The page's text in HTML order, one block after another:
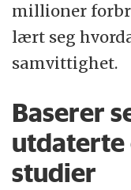
millioner
lært seg
samvittighet.
Baserer
utdaterte
studier